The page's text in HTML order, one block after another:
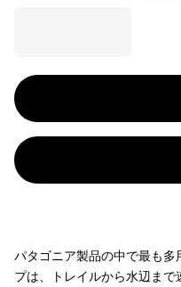
パタゴニア製品の中で最も
プは、トレイルから水辺ま